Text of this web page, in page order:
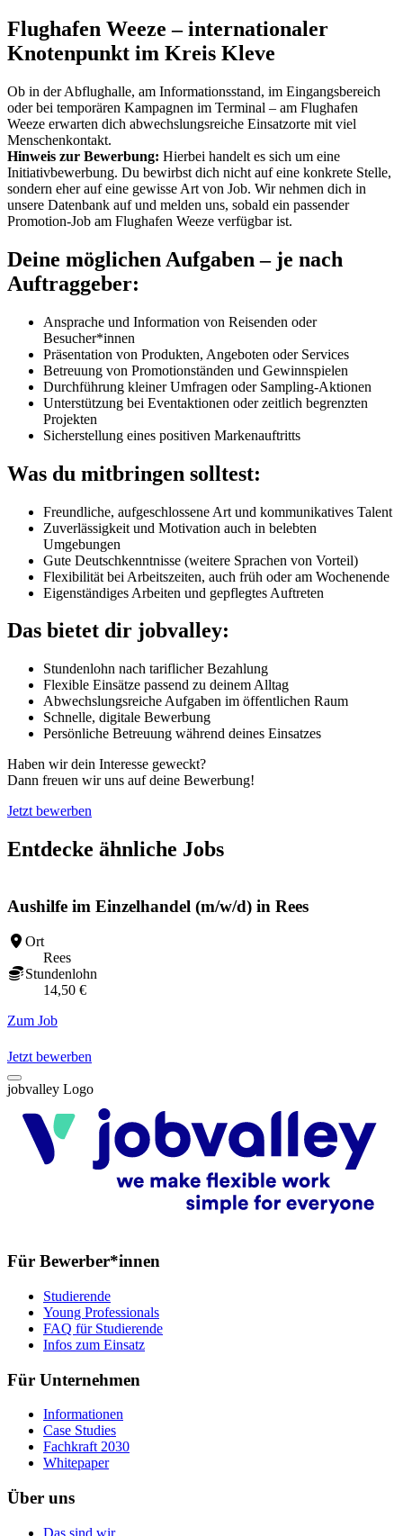
Flughafen Weeze – internationaler
Knotenpunkt im Kreis Kleve
Ob in der Abflughalle, am Informationsstand, im Eingangsbereich
oder bei temporären Kampagnen im Terminal – am Flughafen
Weeze erwarten dich abwechslungsreiche Einsatzorte mit viel
Menschenkontakt.
Hinweis zur Bewerbung: Hierbei handelt es sich um eine
Initiativbewerbung. Du bewirbst dich nicht auf eine konkrete Stelle,
sondern eher auf eine gewisse Art von Job. Wir nehmen dich in
unsere Datenbank auf und melden uns, sobald ein passender
Promotion-Job am Flughafen Weeze verfügbar ist.
Deine möglichen Aufgaben – je nach
Auftraggeber:
Ansprache und Information von Reisenden oder
Besucher*innen
Präsentation von Produkten, Angeboten oder Services
Betreuung von Promotionständen und Gewinnspielen
Durchführung kleiner Umfragen oder Sampling-Aktionen
Unterstützung bei Eventaktionen oder zeitlich begrenzten
Projekten
Sicherstellung eines positiven Markenauftritts
Was du mitbringen solltest:
Freundliche, aufgeschlossene Art und kommunikatives Talent
Zuverlässigkeit und Motivation auch in belebten
Umgebungen
Gute Deutschkenntnisse (weitere Sprachen von Vorteil)
Flexibilität bei Arbeitszeiten, auch früh oder am Wochenende
Eigenständiges Arbeiten und gepflegtes Auftreten
Das bietet dir jobvalley:
Stundenlohn nach tariflicher Bezahlung
Flexible Einsätze passend zu deinem Alltag
Abwechslungsreiche Aufgaben im öffentlichen Raum
Schnelle, digitale Bewerbung
Persönliche Betreuung während deines Einsatzes
Haben wir dein Interesse geweckt?
Dann freuen wir uns auf deine Bewerbung!
Jetzt bewerben
Entdecke ähnliche Jobs
Aushilfe im Einzelhandel (m/w/d) in Rees
Ort
Rees
Stundenlohn
14,50 €
Zum Job
Jetzt bewerben
jobvalley Logo
Für Bewerber*innen
Studierende
Young Professionals
FAQ für Studierende
Infos zum Einsatz
Für Unternehmen
Informationen
Case Studies
Fachkraft 2030
Whitepaper
Über uns
Das sind wir